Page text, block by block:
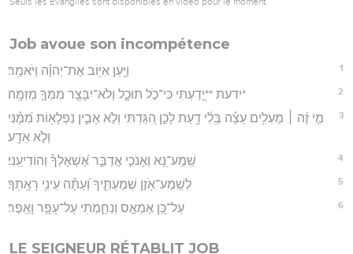
Job avoue son incompétence
1 וַיַּ֖עַן אִיּ֥וֹב אֶת־יְהוָ֗ה וַיֹּאמַֽר׃
2 *ידעת **יָ֭דַעְתִּי כִּי־כֹ֣ל תּוּכָ֑ל וְלֹא־יִבָּצֵ֖ר מִמְּךָ֣ מְזִמָּֽה׃
3
מִ֤י זֶ֨ה ׀ מַעְלִ֥ים עֵצָ֗ה בְּֽלִ֫י דָ֥עַת לָכֵ֣ן הִ֭גַּדְתִּי וְלֹ֣א אָבִ֑ין נִפְלָא֥וֹת מִ֝מֶּ֗נִּי
וְלֹ֣א אֵדָֽע׃
4 שְֽׁמַֽע־נָ֭א וְאָנֹכִ֣י אֲדַבֵּ֑ר אֶ֝שְׁאָלְךָ֗ וְהוֹדִיעֵֽנִי׃
5 לְשֵֽׁמַע־אֹ֥זֶן שְׁמַעְתִּ֑יךָ וְ֝עַתָּ֗ה עֵינִ֥י רָאָֽתְךָ׃
6 עַל־כֵּ֭ן אֶמְאַ֣ס וְנִחַ֑מְתִּי עַל־עָפָ֥ר וָאֵֽפֶר׃
LE SEIGNEUR RÉTABLIT JOB